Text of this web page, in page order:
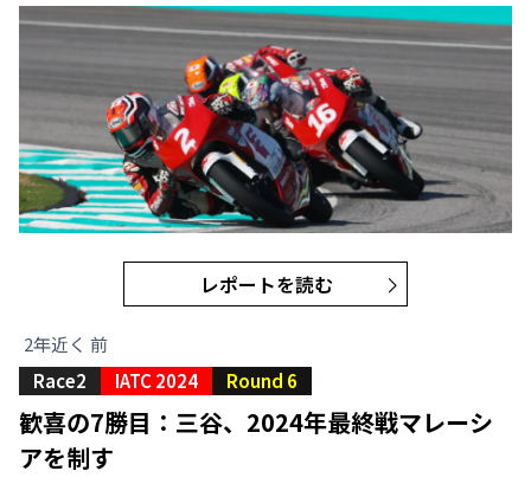
レポートを読む
2年近く 前
Race2
IATC 2024 Round 6
歓喜の7勝目：三谷、2024年最終戦マレーシ
アを制す